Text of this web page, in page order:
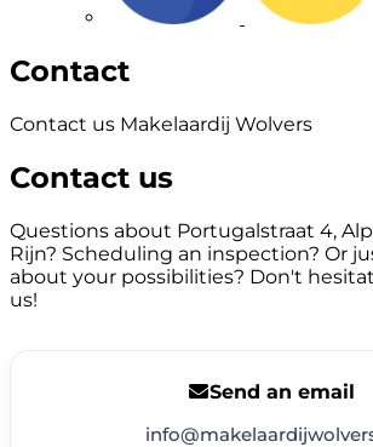
Contact
Contact us Makelaardij Wolvers
Contact us
Questions about Portugalstraat 4,
Rijn? Scheduling an inspection? Or
about your possibilities? Don't
us!
Send an email